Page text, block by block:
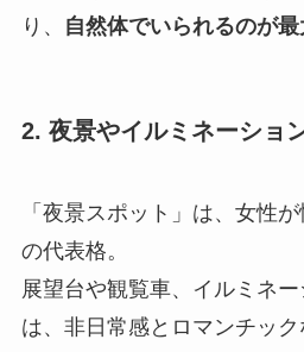
り、
自然体でいられるのが最
2. 夜景やイルミネーショ
「夜景スポット」は、女性
の代表格。
展望台や観覧車、イルミネ
は、非日常感とロマンチッ